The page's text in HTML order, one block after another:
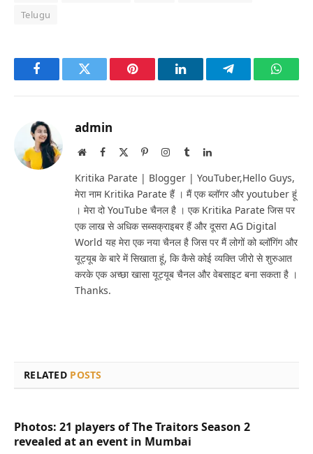
Telugu
FacebookTwitter Pinterest LinkedInTelegram
admin
WebsiteFacebook PinterestInstagram
TumblrLinkedIn
Kritika Parate | Blogger | YouTuber,Hello Guys,
मेरा नाम Kritika Parate हैं । मैं एक ब्लॉगर और youtuber हूं
। मेरा दो YouTube चैनल है । एक Kritika Parate जिस पर
एक लाख से अधिक सब्सक्राइबर हैं और दूसरा AG Digital
World यह मेरा एक नया चैनल है जिस पर मैं लोगों को ब्लॉगिंग और
यूट्यूब के बारे में सिखाता हूं, कि कैसे कोई व्यक्ति जीरो से शुरुआत
करके एक अच्छा खासा यूट्यूब चैनल और वेबसाइट बना सकता है ।
Thanks.
RELATED POSTS
Photos: 21 players of The Traitors Season 2
revealed at an event in Mumbai